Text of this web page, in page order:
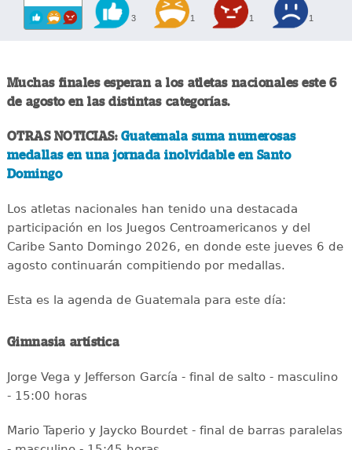
3 1 1 1
Muchas finales esperan a los atletas nacionales este 6
de agosto en las distintas categorías.
OTRAS NOTICIAS: Guatemala suma numerosas
medallas en una jornada inolvidable en Santo
Domingo
Los atletas nacionales han tenido una destacada
participación en los Juegos Centroamericanos y del
Caribe Santo Domingo 2026, en donde este jueves 6 de
agosto continuarán compitiendo por medallas.
Esta es la agenda de Guatemala para este día:
Gimnasia artística
Jorge Vega y Jefferson García - final de salto - masculino
- 15:00 horas
Mario Taperio y Jaycko Bourdet - final de barras paralelas